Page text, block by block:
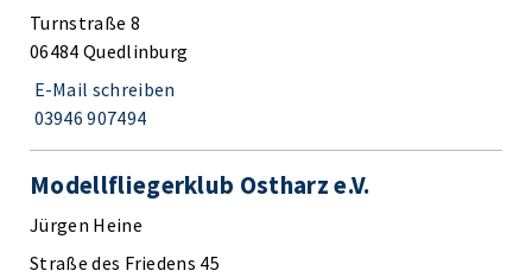
Turnstraße 8
06484 Quedlinburg
E-Mail schreiben
03946 907494
Modellfliegerklub Ostharz e.V.
Jürgen Heine
Straße des Friedens 45